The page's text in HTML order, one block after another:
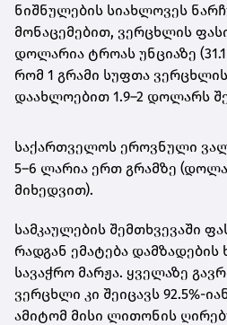
ნიშნულების სიახლოვეს
მონაცემებით, ვერცხლის
დოლარია ტროას უნციაზე
რომ 1 გრამი სუფთა
დაახლოებით 1.9–2 დოლარს
საქართველოს ეროვნული
5–6 ლარია ერთ გრამზე
მიხედვით).
სამკაულების შემთხვევაში
რადგან ემატება დამზადების
სავაჭრო მარჟა. ყველაზე
ვერცხლი კი შეიცავს 92.5%-
ამიტომ მისი ლითონის